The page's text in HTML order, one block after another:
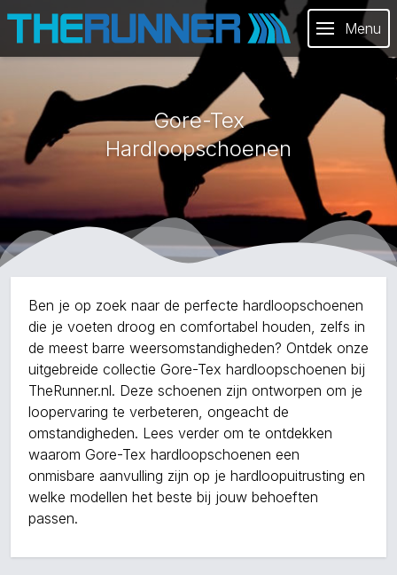
Menu
Gore-Tex
Hardloopschoenen
Ben je op zoek naar de perfecte hardloopschoenen
die je voeten droog en comfortabel houden, zelfs in
de meest barre weersomstandigheden? Ontdek onze
uitgebreide collectie Gore-Tex hardloopschoenen bij
TheRunner.nl. Deze schoenen zijn ontworpen om je
loopervaring te verbeteren, ongeacht de
omstandigheden. Lees verder om te ontdekken
waarom Gore-Tex hardloopschoenen een
onmisbare aanvulling zijn op je hardloopuitrusting en
welke modellen het beste bij jouw behoeften
passen.